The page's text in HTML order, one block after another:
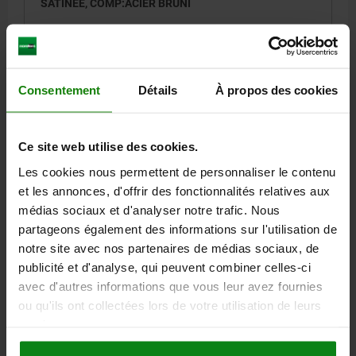
Consentement Détails À propos des cookies
Ce site web utilise des cookies.
Les cookies nous permettent de personnaliser le contenu
et les annonces, d'offrir des fonctionnalités relatives aux
médias sociaux et d'analyser notre trafic. Nous
partageons également des informations sur l'utilisation de
notre site avec nos partenaires de médias sociaux, de
publicité et d'analyse, qui peuvent combiner celles-ci
avec d'autres informations que vous leur avez fournies
ou qu'ils ont collectées lors de votre utilisation de leurs
SATINÉE, COMP:ACIER BRUNI
PROFONDEUR DE FILETAGE=14 D=16 D1=21 D2=22
H=41,5
H1=10 H2=24
Référence: 06450-93081
10,51 €
hors TVA
hors frais d’envoi
06450 SE